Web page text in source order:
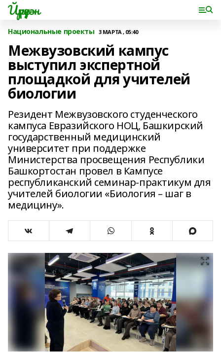
Йүрүҙән
Национальные проекты 3 МАРТА , 05:40
Межвузовский кампус
выступил экспертной
площадкой для учителей
биологии
Резидент Межвузовского студенческого
кампуса Евразийского НОЦ, Башкирский
государственный медицинский
университет при поддержке
Министерства просвещения Республики
Башкортостан провел в Кампусе
республиканский семинар-практикум для
учителей биологии «Биология – шаг в
медицину».